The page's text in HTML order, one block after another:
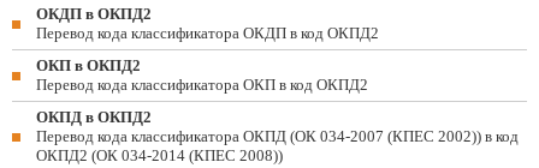
ОКДП в ОКПД2
Перевод кода классификатора ОКДП в код ОКПД2
ОКП в ОКПД2
Перевод кода классификатора ОКП в код ОКПД2
ОКПД в ОКПД2
Перевод кода классификатора ОКПД (ОК 034-2007 (КПЕС 2002)) в код
ОКПД2 (ОК 034-2014 (КПЕС 2008))